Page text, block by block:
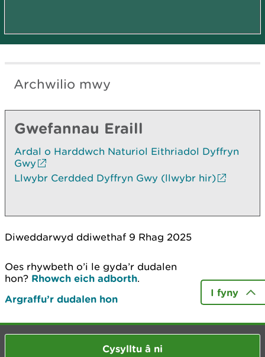
Archwilio mwy
Gwefannau Eraill
Ardal o Harddwch Naturiol Eithriadol Dyffryn
Gwy
Llwybr Cerdded Dyffryn Gwy (llwybr hir)
Diweddarwyd ddiwethaf 9 Rhag 2025
Oes rhywbeth o’i le gyda’r dudalen
hon? Rhowch eich adborth.
Argraffu’r dudalen hon
I fyny
Cysylltu â ni